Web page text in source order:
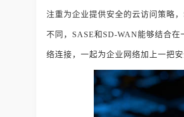
注重为企业提供安全的云访问策略
不同，SASE和SD-WAN能够结合
络连接，一起为企业网络加上一把安